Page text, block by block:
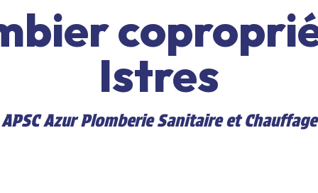
Istres
APSC Azur Plomberie Sanitaire et Chauffage